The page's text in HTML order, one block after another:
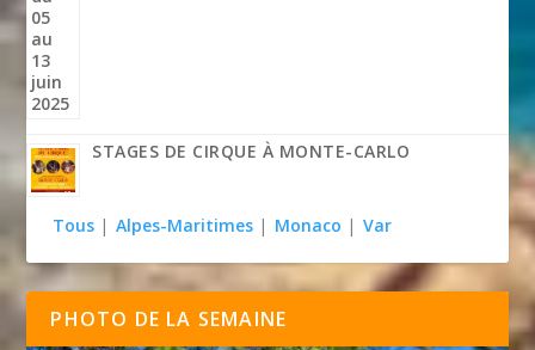
STAGES DE CIRQUE À MONTE-CARLO
Tous | Alpes-Maritimes | Monaco | Var
PHOTO DE LA SEMAINE